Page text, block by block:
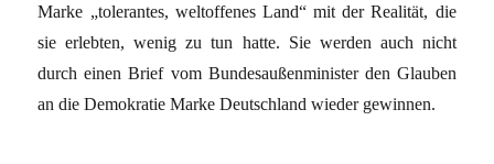
Marke „tolerantes, weltoffenes Land“ mit der Realität, die
sie erlebten, wenig zu tun hatte. Sie werden auch nicht
durch einen Brief vom Bundesaußenminister den Glauben
an die Demokratie Marke Deutschland wieder gewinnen.